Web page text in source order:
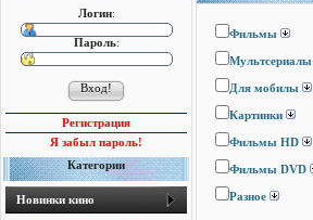
Логин:
Пароль:
Регистрация
Я забыл пароль!
Категории
Новинки кино
Фильмы
Мультсериалы
Для мобилы
Картинки
Фильмы HD
Фильмы DVD
Разное